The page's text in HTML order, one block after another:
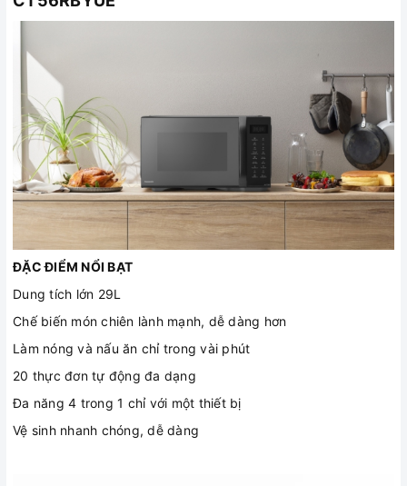
ĐẶC ĐIỂM NỔI BẠT
Dung tích lớn 29L
Chế biến món chiên lành mạnh, dễ dàng hơn
Làm nóng và nấu ăn chỉ trong vài phút
20 thực đơn tự động đa dạng
Đa năng 4 trong 1 chỉ với một thiết bị
Vệ sinh nhanh chóng, dễ dàng